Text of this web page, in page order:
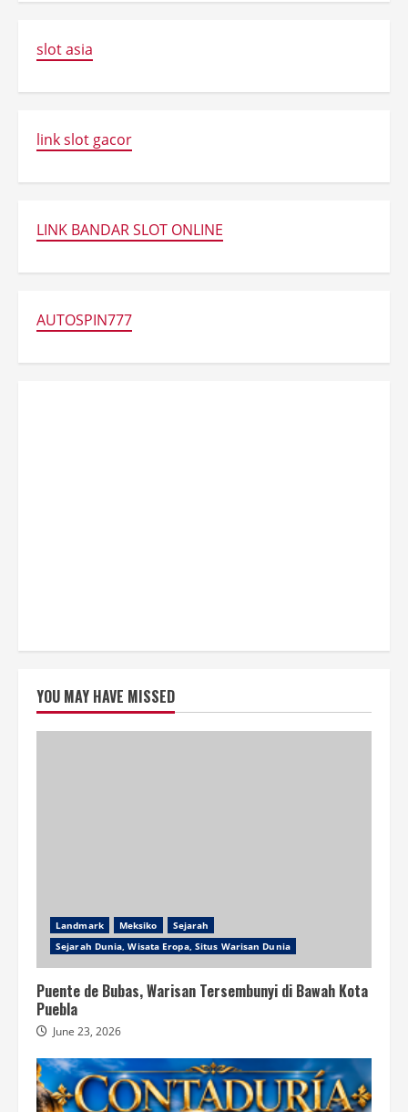
slot asia
link slot gacor
LINK BANDAR SLOT ONLINE
AUTOSPIN777
YOU MAY HAVE MISSED
Landmark Meksiko
Sejarah
Sejarah Dunia, Wisata Eropa, Situs Warisan Dunia
Puente de Bubas, Warisan Tersembunyi di Bawah Kota
Puebla
June 23, 2026